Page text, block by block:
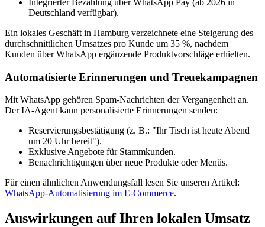
Deutschland verfügbar).
Ein lokales Geschäft in Hamburg verzeichnete eine Steigerung des
durchschnittlichen Umsatzes pro Kunde um 35 %, nachdem
Kunden über WhatsApp ergänzende Produktvorschläge erhielten.
Automatisierte Erinnerungen und Treuekampagnen
Mit WhatsApp gehören Spam-Nachrichten der Vergangenheit an.
Der IA-Agent kann personalisierte Erinnerungen senden:
Reservierungsbestätigung (z. B.: "Ihr Tisch ist heute Abend
um 20 Uhr bereit").
Exklusive Angebote für Stammkunden.
Benachrichtigungen über neue Produkte oder Menüs.
Für einen ähnlichen Anwendungsfall lesen Sie unseren Artikel:
WhatsApp-Automatisierung im E-Commerce.
Auswirkungen auf Ihren lokalen Umsatz